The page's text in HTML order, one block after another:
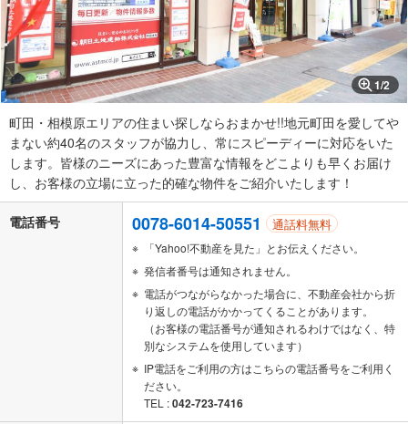
1/2
町田・相模原エリアの住まい探しならおまかせ!!地元町田を愛してや
まない約40名のスタッフが協力し、常にスピーディーに対応をいた
します。皆様のニーズにあった豊富な情報をどこよりも早くお届け
し、お客様の立場に立った的確な物件をご紹介いたします！
電話番号 0078-6014-50551 通話料無料
「Yahoo!不動産を見た」とお伝えください。
発信者番号は通知されません。
電話がつながらなかった場合に、不動産会社から折
り返しの電話がかかってくることがあります。
（お客様の電話番号が通知されるわけではなく、特
別なシステムを使用しています）
IP電話をご利用の方はこちらの電話番号をご利用く
ださい。
TEL :042-723-7416